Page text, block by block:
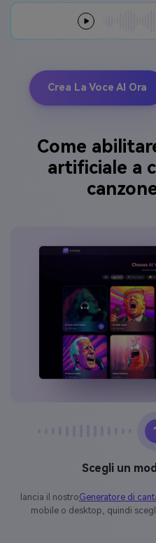
Crea La Voce AI Ora
Come
artificiale a
Scegli un
lancia il nostroGeneratore di
mobile o desktop, quindi